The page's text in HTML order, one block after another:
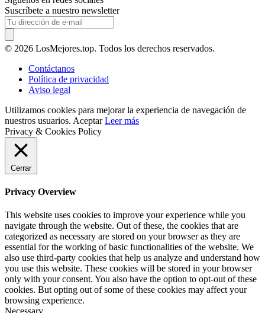
Suscríbete a nuestro newsletter
© 2026 LosMejores.top. Todos los derechos reservados.
Contáctanos
Política de privacidad
Aviso legal
Utilizamos cookies para mejorar la experiencia de navegación de
nuestros usuarios. Aceptar Leer más
Privacy & Cookies Policy
Cerrar
Privacy Overview
This website uses cookies to improve your experience while you
navigate through the website. Out of these, the cookies that are
categorized as necessary are stored on your browser as they are
essential for the working of basic functionalities of the website. We
also use third-party cookies that help us analyze and understand how
you use this website. These cookies will be stored in your browser
only with your consent. You also have the option to opt-out of these
cookies. But opting out of some of these cookies may affect your
browsing experience.